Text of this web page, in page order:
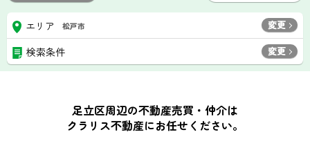
エリア 松戸市 変更
検索条件 変更
足立区周辺の不動産売買・仲介は
クラリス不動産にお任せください。